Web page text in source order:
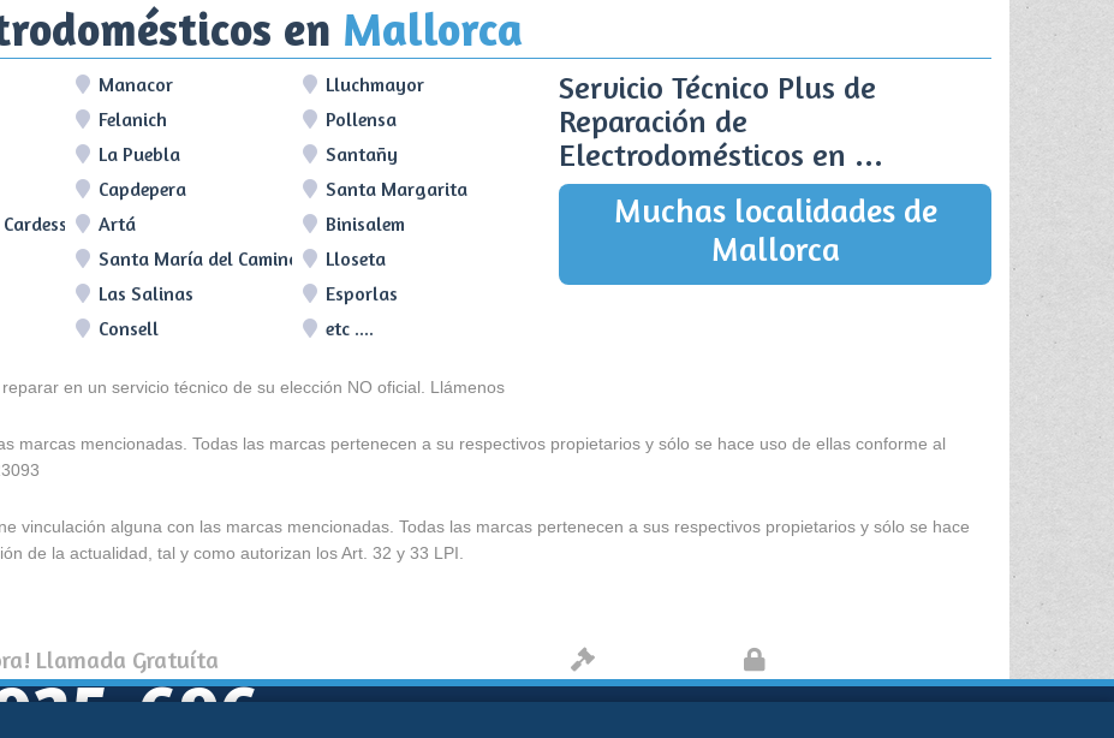
en Mallorca
Manacor
Lluchmayor
Felanich
Pollensa
La Puebla
Santañy
Capdepera
Santa Margarita
Artá
Binisalem
Santa María del Camino
Lloseta
Las Salinas
Esporlas
Consell etc ....
Servicio Técnico Plus de
Reparación de
Electrodomésticos en ...
Muchas localidades de
Mallorca
en un servicio técnico de su elección NO oficial. Llámenos
marcas mencionadas. Todas las marcas pertenecen a su respectivos propietarios y sólo se hace uso de ellas conforme al
vinculación alguna con las marcas mencionadas. Todas las marcas pertenecen a sus respectivos propietarios y sólo se hace
de la actualidad, tal y como autorizan los Art. 32 y 33 LPI.
Llamada Gratuíta
696